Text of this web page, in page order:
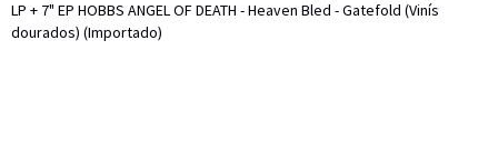
LP + 7" EP HOBBS ANGEL OF DEATH - Heaven Bled - Gatefold (Vinís
dourados) (Importado)